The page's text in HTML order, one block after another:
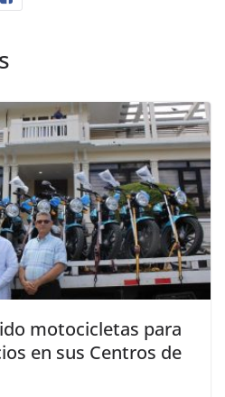
motocicletas para
en sus Centros de